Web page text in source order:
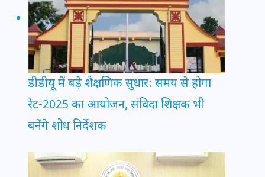
डीडीयू में बड़े शैक्षणिक सुधार: समय से होगा
रेट-2025 का आयोजन, संविदा शिक्षक भी
बनेंगे शोध निर्देशक